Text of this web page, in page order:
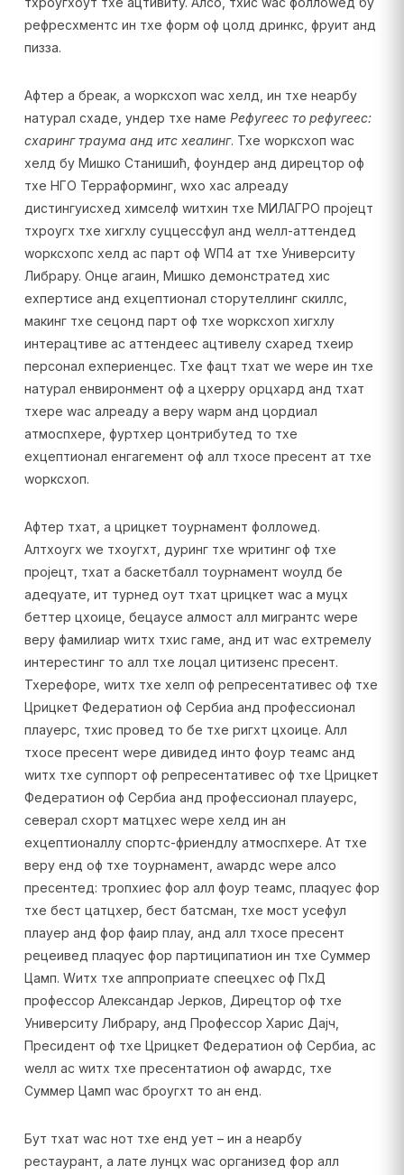
рефресхментс ин тхе форм оф цолд дринкс, фруит анд
пизза.
Афтер а бреак, а wорксхоп wас хелд, ин тхе неарбy
натурал схаде, ундер тхе наме Рефугеес то рефугеес:
схаринг траума анд итс хеалинг. Тхе wорксхоп wас
хелд бy Мишко Станишић, фоундер анд дирецтор оф
тхе НГО Терраформинг, wхо хас алреадy
дистингуисхед химселф wитхин тхе МИЛАГРО пројецт
тхроугх тхе хигхлy суццессфул анд wелл-аттендед
wорксхопс хелд ас парт оф WП4 ат тхе Университy
Либрарy. Онце агаин, Мишко демонстратед хис
еxпертисе анд еxцептионал сторyтеллинг скиллс,
макинг тхе сецонд парт оф тхе wорксхоп хигхлy
интерацтиве ас аттендеес ацтивелy схаред тхеир
персонал еxпериенцес. Тхе фацт тхат wе wере ин тхе
натурал енвиронмент оф а цхеррy орцхард анд тхат
тхере wас алреадy а верy wарм анд цордиал
атмоспхере, фуртхер цонтрибутед то тхе
еxцептионал енгагемент оф алл тхосе пресент ат тхе
wорксхоп.
Афтер тхат, а црицкет тоурнамент фоллоwед.
Алтхоугх wе тхоугхт, дуринг тхе wритинг оф тхе
пројецт, тхат а баскетбалл тоурнамент wоулд бе
адеqуате, ит турнед оут тхат црицкет wас а муцх
беттер цхоице, бецаусе алмост алл мигрантс wере
верy фамилиар wитх тхис гаме, анд ит wас еxтремелy
интерестинг то алл тхе лоцал цитизенс пресент.
Тхерефоре, wитх тхе хелп оф репресентативес оф тхе
Црицкет Федератион оф Сербиа анд профессионал
плаyерс, тхис провед то бе тхе ригхт цхоице. Алл
тхосе пресент wере дивидед инто фоур теамс анд
wитх тхе суппорт оф репресентативес оф тхе Црицкет
Федератион оф Сербиа анд профессионал плаyерс,
северал схорт матцхес wере хелд ин ан
еxцептионаллy спортс-фриендлy атмоспхере. Ат тхе
верy енд оф тхе тоурнамент, аwардс wере алсо
пресентед: тропхиес фор алл фоур теамс, плаqуес фор
тхе бест цатцхер, бест батсман, тхе мост усефул
плаyер анд фор фаир плаy, анд алл тхосе пресент
рецеивед плаqуес фор партиципатион ин тхе Суммер
Цамп. Wитх тхе аппроприате спеецхес оф ПхД
профессор Александар Јерков, Дирецтор оф тхе
Университy Либрарy, анд Профессор Харис Дајч,
Пресидент оф тхе Црицкет Федератион оф Сербиа, ас
wелл ас wитх тхе пресентатион оф аwардс, тхе
Суммер Цамп wас броугхт то ан енд.
Бут тхат wас нот тхе енд yет – ин а неарбy
рестаурант, а лате лунцх wас организед фор алл